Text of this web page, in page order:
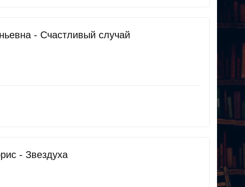
- Счастливый случай
- Звездуха